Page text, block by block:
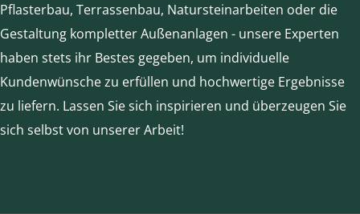
Pflasterbau, Terrassenbau, Natursteinarbeiten oder die
Gestaltung kompletter Außenanlagen - unsere Experten
haben stets ihr Bestes gegeben, um individuelle
Kundenwünsche zu erfüllen und hochwertige Ergebnisse
zu liefern. Lassen Sie sich inspirieren und überzeugen Sie
sich selbst von unserer Arbeit!